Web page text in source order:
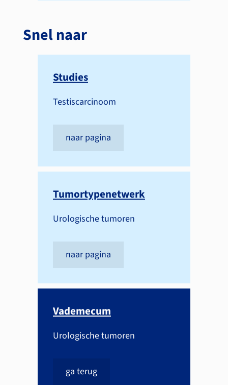
Snel naar
Studies
Testiscarcinoom
naar pagina
Tumortypenetwerk
Urologische tumoren
naar pagina
Vademecum
Urologische tumoren
ga terug